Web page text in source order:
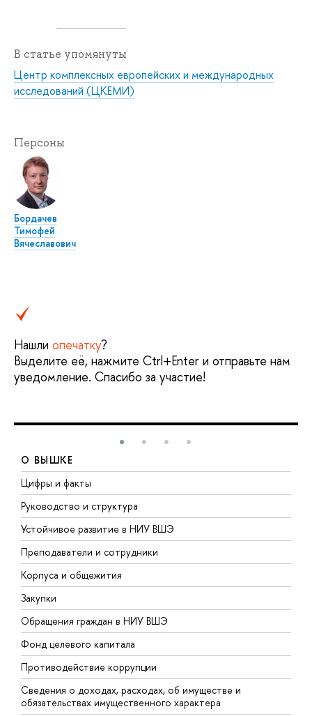
В статье упомянуты
Центр комплексных европейских и международных
исследований (ЦКЕМИ)
Персоны
Бордачев
Тимофей
Вячеславович
Нашли опечатку?
Выделите её, нажмите Ctrl+Enter и отправьте нам
уведомление. Спасибо за участие!
О ВЫШКЕ
Цифры и факты
Руководство и структура
Устойчивое развитие в НИУ ВШЭ
Преподаватели и сотрудники
Корпуса и общежития
Закупки
Обращения граждан в НИУ ВШЭ
Фонд целевого капитала
Противодействие коррупции
Сведения о доходах, расходах, об имуществе и
обязательствах имущественного характера